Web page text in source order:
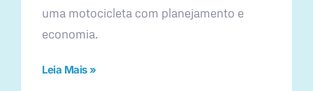
uma motocicleta com planejamento e
economia.
Leia Mais »